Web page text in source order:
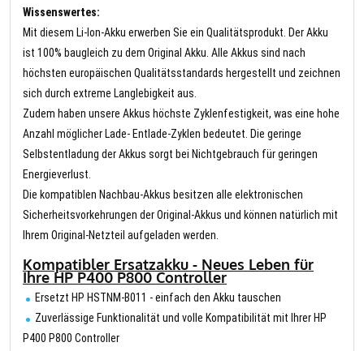
Wissenswertes:
Mit diesem Li-Ion-Akku erwerben Sie ein Qualitätsprodukt. Der Akku
ist 100% baugleich zu dem Original Akku. Alle Akkus sind nach
höchsten europäischen Qualitätsstandards hergestellt und zeichnen
sich durch extreme Langlebigkeit aus.
Zudem haben unsere Akkus höchste Zyklenfestigkeit, was eine hohe
Anzahl möglicher Lade- Entlade-Zyklen bedeutet. Die geringe
Selbstentladung der Akkus sorgt bei Nichtgebrauch für geringen
Energieverlust.
Die kompatiblen Nachbau-Akkus besitzen alle elektronischen
Sicherheitsvorkehrungen der Original-Akkus und können natürlich mit
Ihrem Original-Netzteil aufgeladen werden.
Kompatibler Ersatzakku - Neues Leben für
Ihre HP P400 P800 Controller
Ersetzt HP HSTNM-B011 - einfach den Akku tauschen
Zuverlässige Funktionalität und volle Kompatibilität mit Ihrer HP
P400 P800 Controller